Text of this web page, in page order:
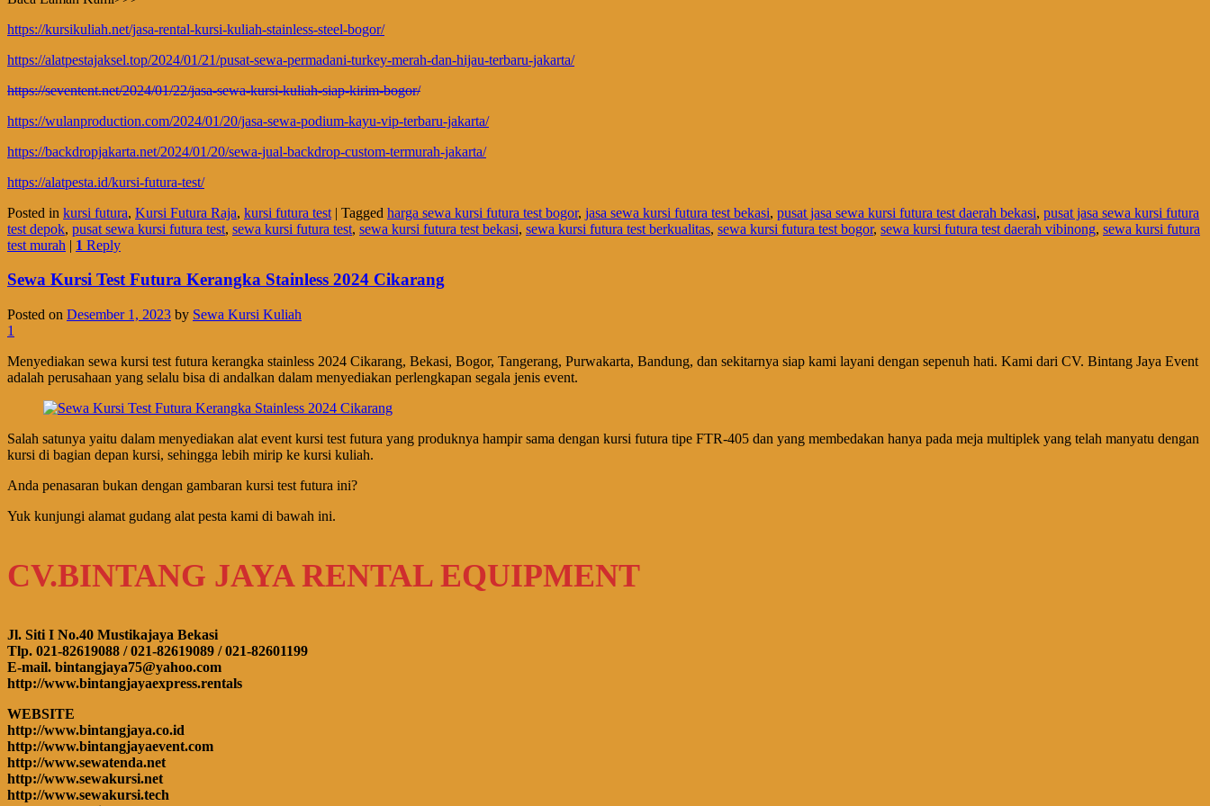
https://kursikuliah.net/jasa-rental-kursi-kuliah-stainless-steel-bogor/
https://alatpestajaksel.top/2024/01/21/pusat-sewa-permadani-turkey-merah-dan-hijau-terbaru-jakarta/
https://seventent.net/2024/01/22/jasa-sewa-kursi-kuliah-siap-kirim-bogor/
https://wulanproduction.com/2024/01/20/jasa-sewa-podium-kayu-vip-terbaru-jakarta/
https://backdropjakarta.net/2024/01/20/sewa-jual-backdrop-custom-termurah-jakarta/
https://alatpesta.id/kursi-futura-test/
Posted in kursi futura, Kursi Futura Raja, kursi futura test | Tagged harga sewa kursi futura test bogor, jasa sewa kursi futura test bekasi, pusat jasa sewa kursi futura test daerah bekasi, pusat jasa sewa kursi futura
test depok, pusat sewa kursi futura test, sewa kursi futura test, sewa kursi futura test bekasi, sewa kursi futura test berkualitas, sewa kursi futura test bogor, sewa kursi futura test daerah vibinong, sewa kursi futura
test murah | 1 Reply
Sewa Kursi Test Futura Kerangka Stainless 2024 Cikarang
Posted on Desember 1, 2023 by Sewa Kursi Kuliah
1
Menyediakan sewa kursi test futura kerangka stainless 2024 Cikarang, Bekasi, Bogor, Tangerang, Purwakarta, Bandung, dan sekitarnya siap kami layani dengan sepenuh hati. Kami dari CV. Bintang Jaya Event
adalah perusahaan yang selalu bisa di andalkan dalam menyediakan perlengkapan segala jenis event.
Salah satunya yaitu dalam menyediakan alat event kursi test futura yang produknya hampir sama dengan kursi futura tipe FTR-405 dan yang membedakan hanya pada meja multiplek yang telah manyatu dengan
kursi di bagian depan kursi, sehingga lebih mirip ke kursi kuliah.
Anda penasaran bukan dengan gambaran kursi test futura ini?
Yuk kunjungi alamat gudang alat pesta kami di bawah ini.
CV.BINTANG JAYA RENTAL EQUIPMENT
Jl. Siti I No.40 Mustikajaya Bekasi
Tlp. 021-82619088 / 021-82619089 / 021-82601199
E-mail. bintangjaya75@yahoo.com
http://www.bintangjayaexpress.rentals
WEBSITE
http://www.bintangjaya.co.id
http://www.bintangjayaevent.com
http://www.sewatenda.net
http://www.sewakursi.net
http://www.sewakursi.tech